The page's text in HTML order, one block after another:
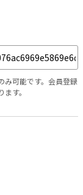
み可能です。会員登録
す。